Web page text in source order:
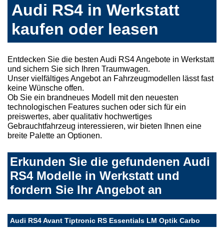
Audi RS4 in Werkstatt
kaufen oder leasen
Entdecken Sie die besten Audi RS4 Angebote in Werkstatt
und sichern Sie sich Ihren Traumwagen.
Unser vielfältiges Angebot an Fahrzeugmodellen lässt fast
keine Wünsche offen.
Ob Sie ein brandneues Modell mit den neuesten
technologischen Features suchen oder sich für ein
preiswertes, aber qualitativ hochwertiges
Gebrauchtfahrzeug interessieren, wir bieten Ihnen eine
breite Palette an Optionen.
Erkunden Sie die gefundenen Audi
RS4 Modelle in Werkstatt und
fordern Sie Ihr Angebot an
Audi RS4 Avant Tiptronic RS Essentials LM Optik Carbo